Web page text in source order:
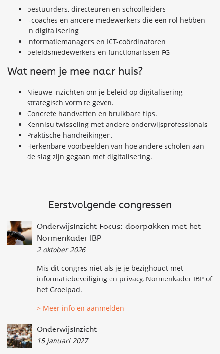
bestuurders, directeuren en schoolleiders
i-coaches en andere medewerkers die een rol hebben
in digitalisering
informatiemanagers en ICT-coördinatoren
beleidsmedewerkers en functionarissen FG
Wat neem je mee naar huis?
Nieuwe inzichten om je beleid op digitalisering
strategisch vorm te geven.
Concrete handvatten en bruikbare tips.
Kennisuitwisseling met andere onderwijsprofessionals
Praktische handreikingen.
Herkenbare voorbeelden van hoe andere scholen aan
de slag zijn gegaan met digitalisering.
Eerstvolgende congressen
OnderwijsInzicht Focus: doorpakken met het
Normenkader IBP
2 oktober 2026
Mis dit congres niet als je je bezighoudt met
informatiebeveiliging en privacy, Normenkader IBP of
het Groeipad.
> Meer info en aanmelden
OnderwijsInzicht
15 januari 2027